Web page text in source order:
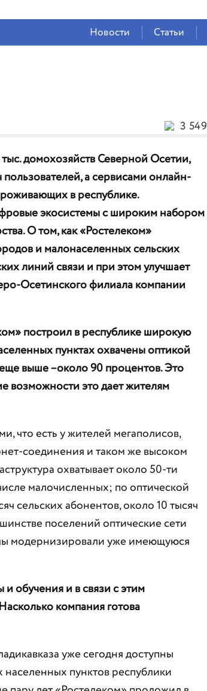
66 % 0.91 м/с
Новости Статьи
3 549
домохозяйств Северной Осетии,
а сервисами онлайн-
в республике.
экосистемы с широким набором
О том, как «Ростелеком»
и малонаселенных сельских
линий связи и при этом улучшает
Осетинского филиала компании
построил в республике широкую
пунктах охвачены оптикой
выше –около 90 процентов. Это
возможности это дает жителям
что есть у жителей мегаполисов,
соединения и таком же высоком
охватывает около 50-ти
малочисленных; по оптической
сельских абонентов, около 10 тысяч
поселений оптические сети
модернизировали уже имеющуюся
обучения и в связи с этим
компания готова
уже сегодня доступны
пунктов республики